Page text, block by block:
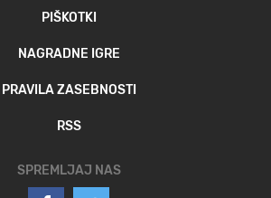
PIŠKOTKI
NAGRADNE IGRE
PRAVILA ZASEBNOSTI
RSS
SPREMLJAJ NAS